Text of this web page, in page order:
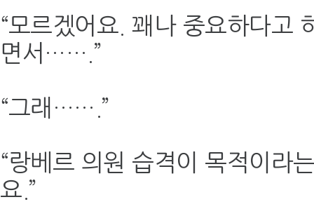
“모르겠어요. 꽤나 중요하다고
면서…….”
“그래…….”
“랑베르 의원 습격이 목적이라
요.”